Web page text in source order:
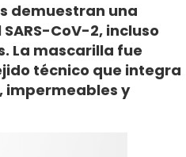
demuestran una
CoV-2, incluso
La mascarilla fue
técnico que integra
impermeables y